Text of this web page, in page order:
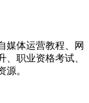
媒体运营教程、网
职业资格考试、
源。